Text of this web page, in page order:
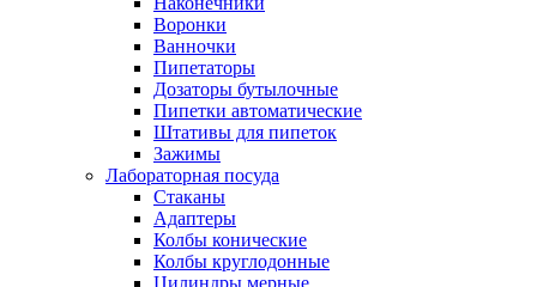
Воронки
Ванночки
Пипетаторы
Дозаторы бутылочные
Пипетки автоматические
Штативы для пипеток
Зажимы
Лабораторная посуда
Стаканы
Адаптеры
Колбы конические
Колбы круглодонные
Цилиндры мерные